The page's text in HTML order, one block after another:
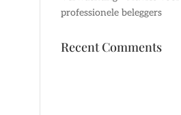
professionele beleggers
Recent Comments